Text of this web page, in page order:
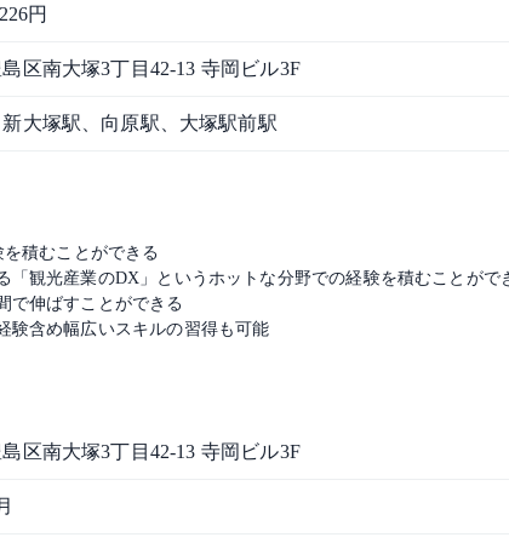
円
区南大塚3丁目42-13 寺岡ビル3F
大塚駅、向原駅、大塚駅前駅
積むことができる
「観光産業のDX」というホットな分野での経験を積むことがで
で伸ばすことができる
験含め幅広いスキルの習得も可能
区南大塚3丁目42-13 寺岡ビル3F